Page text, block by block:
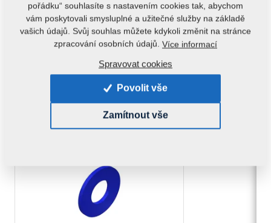
KOMPAKTOMAT
Doporučujeme k tomuto produktu
pořádku“ souhlasíte s nastavením cookies tak, abychom
vám poskytovali smysluplné a užitečné služby na základě
vašich údajů. Svůj souhlas můžete kdykoli změnit na stránce
zpracování osobních údajů. Více informací
Spravovat cookies
Povolit vše
Zamítnout vše